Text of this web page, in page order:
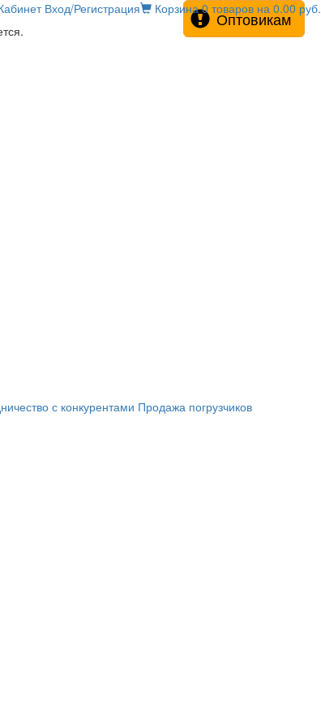
Вход/Регистрация Корзина 0 товаров на 0.00 руб.
Оптовикам
с конкурентами Продажа погрузчиков